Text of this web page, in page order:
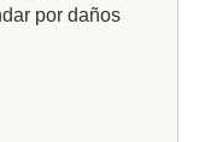
por daños